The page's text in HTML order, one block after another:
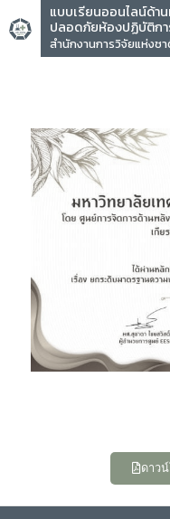
แบบเรียนออนไลน์ด้า
ปลอดภัยห้องปฏิบัติกา
สำนักงานการวิจัยแห่งช
ดาว